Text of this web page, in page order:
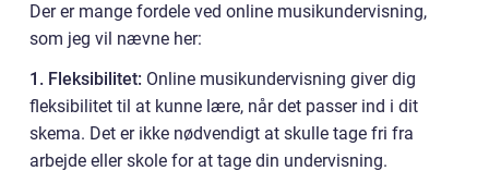
Der er mange fordele ved online musikundervisning,
som jeg vil nævne her:
1. Fleksibilitet: Online musikundervisning giver dig
fleksibilitet til at kunne lære, når det passer ind i dit
skema. Det er ikke nødvendigt at skulle tage fri fra
arbejde eller skole for at tage din undervisning.